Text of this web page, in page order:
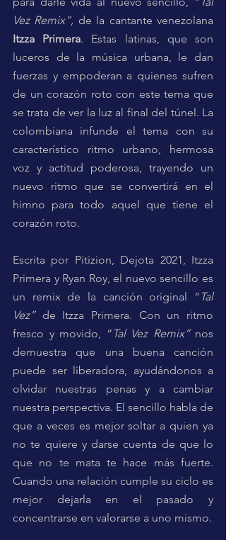
Vez Remix”, de la cantante venezolana
Itzza Primera. Estas latinas, que son
luceros de la música urbana, le dan
fuerzas y empoderan a quienes sufren
de un corazón roto con este tema que
se trata de ver la luz al final del túnel. La
colombiana infunde el tema con su
característico ritmo urbano, hermosa
voz y actitud poderosa, trayendo un
nuevo ritmo que se convertirá en el
himno para todo aquel que tiene el
corazón roto.
Escrita por Pitizion, Dejota 2021, Itzza
Primera y Ryan Roy, el nuevo sencillo es
un remix de la canción original “ Tal
Vez” de Itzza Primera. Con un ritmo
fresco y movido, “ Tal Vez Remix” nos
demuestra que una buena canción
puede ser liberadora, ayudándonos a
olvidar nuestras penas y a cambiar
nuestra perspectiva. El sencillo habla de
que a veces es mejor soltar a quien ya
no te quiere y darse cuenta de que lo
que no te mata te hace más fuerte.
Cuando una relación cumple su ciclo es
mejor dejarla en el pasado y
concentrarse en valorarse a uno mismo.